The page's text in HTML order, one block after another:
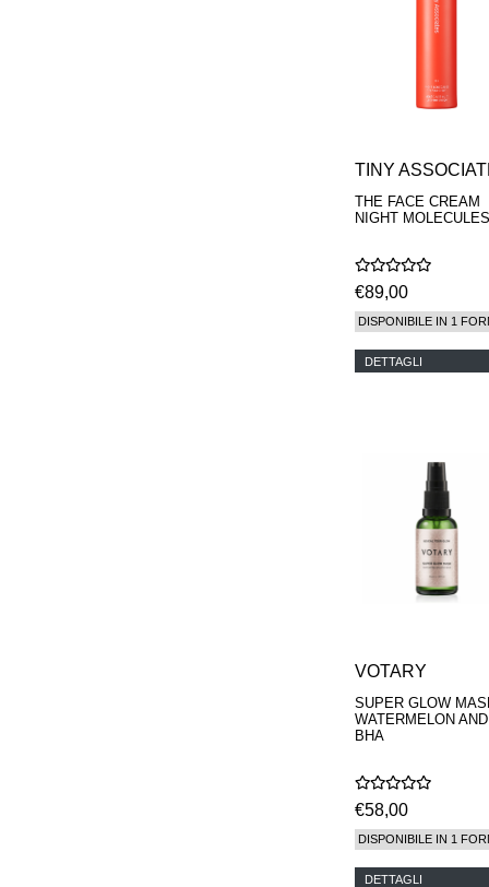
TINY
THE FACE CREAM
NIGHT
€89,00
DISPONIBILE IN 1
DETTAGLI
VOTARY
SUPER GLOW
WATERMELON AND
BHA
€58,00
DISPONIBILE IN 1
DETTAGLI